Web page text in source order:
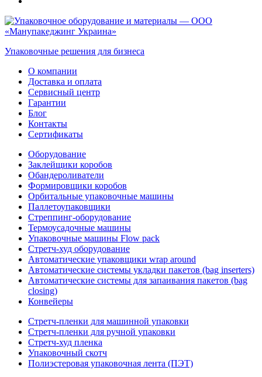
Упаковочные решения для бизнеса
О компании
Доставка и оплата
Сервисный центр
Гарантии
Блог
Контакты
Сертификаты
Оборудование
Заклейщики коробов
Обандероливатели
Формировщики коробов
Орбитальные упаковочные машины
Паллетоупаковщики
Стреппинг-оборудование
Термоусадочные машины
Упаковочные машины Flow pack
Стретч-худ оборудование
Автоматические упаковщики wrap around
Автоматические системы укладки пакетов (bag inserters)
Автоматические системы для запаивания пакетов (bag
closing)
Конвейеры
Стретч-пленки для машинной упаковки
Стретч-пленки для ручной упаковки
Стретч-худ пленка
Упаковочный скотч
Полиэстеровая упаковочная лента (ПЭТ)